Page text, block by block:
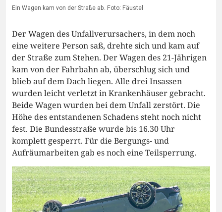
Ein Wagen kam von der Straße ab. Foto: Fäustel
Der Wagen des Unfallverursachers, in dem noch
eine weitere Person saß, drehte sich und kam auf
der Straße zum Stehen. Der Wagen des 21-Jährigen
kam von der Fahrbahn ab, überschlug sich und
blieb auf dem Dach liegen. Alle drei Insassen
wurden leicht verletzt in Krankenhäuser gebracht.
Beide Wagen wurden bei dem Unfall zerstört. Die
Höhe des entstandenen Schadens steht noch nicht
fest. Die Bundesstraße wurde bis 16.30 Uhr
komplett gesperrt. Für die Bergungs- und
Aufräumarbeiten gab es noch eine Teilsperrung.